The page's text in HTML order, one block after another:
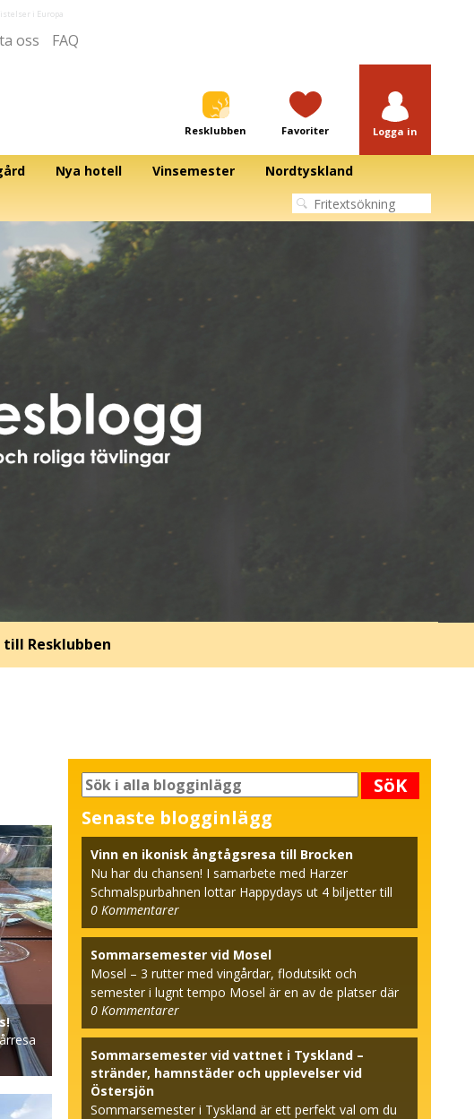
i Europa
oss FAQ
Resklubben Favoriter Logga in
Nya hotell Vinsemester Nordtyskland
Resklubben
SöK
Senaste blogginlägg
Vinn en ikonisk ångtågsresa till Brocken
Nu har du chansen! I samarbete med Harzer
Schmalspurbahnen lottar Happydays ut 4 biljetter till
den beröm...
0 Kommentarer
Sommarsemester vid Mosel
Mosel – 3 rutter med vingårdar, flodutsikt och
semester i lugnt tempo Mosel är en av de platser där
seme...
0 Kommentarer
Sommarsemester vid vattnet i Tyskland –
stränder, hamnstäder och upplevelser vid
Östersjön
Sommarsemester i Tyskland är ett perfekt val om du